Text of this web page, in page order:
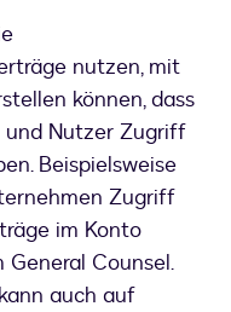
nutzen, mit
können, dass
Nutzer Zugriff
Beispielsweise
Zugriff
im Konto
General Counsel.
auch auf